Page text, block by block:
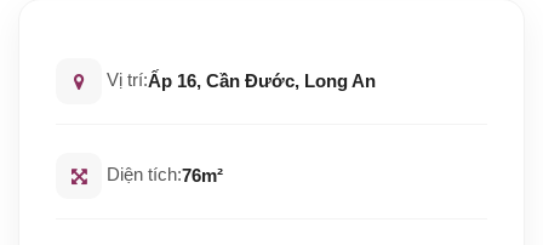
Vị trí:Ấp 16, Cần Đước, Long An
Diện tích:76m²